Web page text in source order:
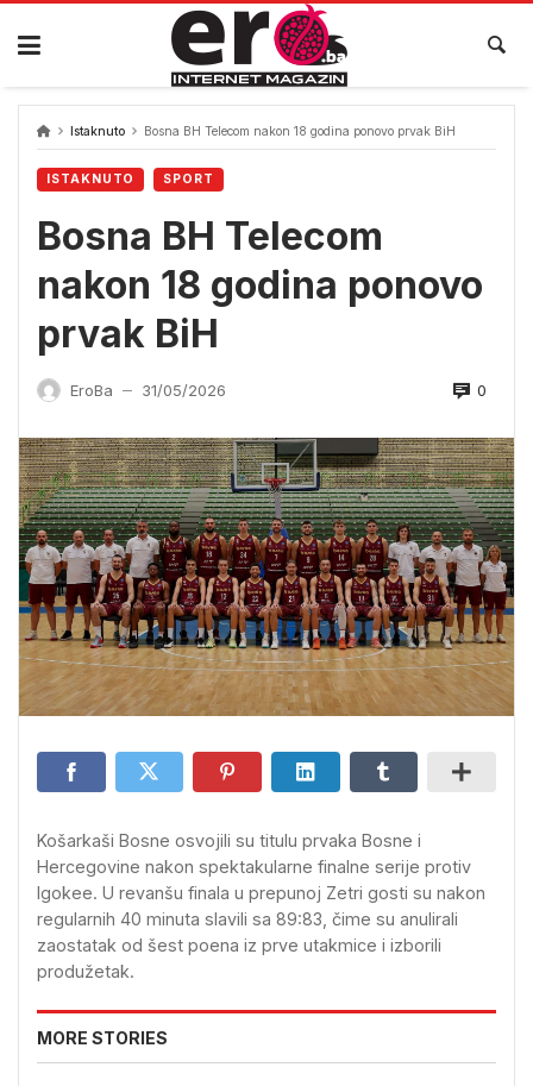
Skip
content
Istaknuto Bosna BH Telecom nakon 18 godina ponovo prvak BiH
ISTAKNUTO SPORT
Bosna BH Telecom
nakon 18 godina ponovo
prvak BiH
EroBa — 31/05/2026 0
Košarkaši Bosne osvojili su titulu prvaka Bosne i
Hercegovine nakon spektakularne finalne serije protiv
Igokee. U revanšu finala u prepunoj Zetri gosti su nakon
regularnih 40 minuta slavili sa 89:83, čime su anulirali
zaostatak od šest poena iz prve utakmice i izborili
produžetak.
MORE STORIES